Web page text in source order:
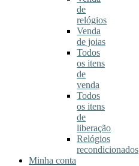
de
relógios
Venda
de joias
Todos
os itens
de
venda
Todos
os itens
de
liberação
Relógios
recondicionados
Minha conta